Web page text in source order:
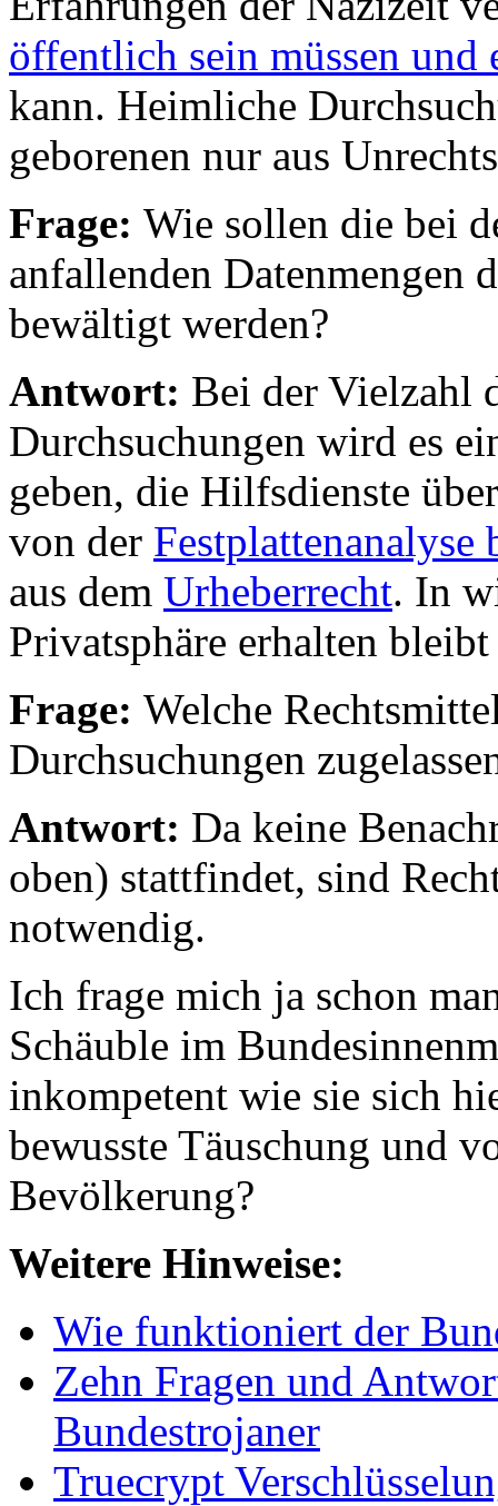
öffentlich sein müssen und
kann. Heimliche
geborenen nur aus
Frage: Wie sollen die bei
anfallenden Datenmengen
bewältigt werden?
Antwort: Bei der Vielzahl
Durchsuchungen wird es
geben, die Hilfsdienste
von der
aus dem Urheberrecht. In
Privatsphäre erhalten
Frage: Welche
Durchsuchungen
Antwort: Da keine
oben) stattfindet, sind
notwendig.
Ich frage mich ja schon
Schäuble im
inkompetent wie sie sich
bewusste Täuschung und
Bevölkerung?
Weitere Hinweise:
Wie funktioniert der
Zehn Fragen und
Bundestrojaner
Truecrypt